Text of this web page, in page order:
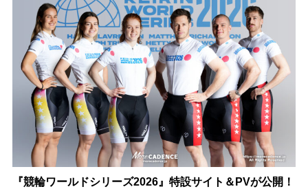
『競輪ワールドシリーズ2026』特設サイト＆PVが公開！